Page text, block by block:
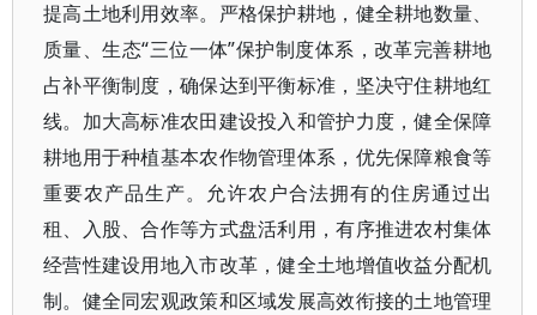
提高土地利用效率。严格保护耕地，健全耕地数量、
质量、生态“三位一体”保护制度体系，改革完善耕地
占补平衡制度，确保达到平衡标准，坚决守住耕地红
线。加大高标准农田建设投入和管护力度，健全保障
耕地用于种植基本农作物管理体系，优先保障粮食等
重要农产品生产。允许农户合法拥有的住房通过出
租、入股、合作等方式盘活利用，有序推进农村集体
经营性建设用地入市改革，健全土地增值收益分配机
制。健全同宏观政策和区域发展高效衔接的土地管理